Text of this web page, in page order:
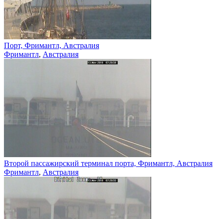
Порт, Фримантл, Австралия
Фримантл, Австралия
Второй пассажирский терминал порта, Фримантл, Австралия
Фримантл, Австралия